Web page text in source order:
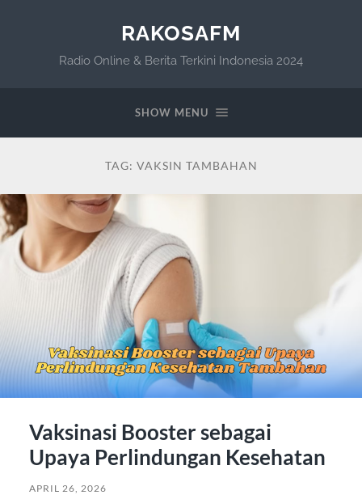
RAKOSAFM
Radio Online & Berita Terkini Indonesia 2024
SHOW MENU
TAG: VAKSIN TAMBAHAN
Vaksinasi Booster sebagai
Upaya Perlindungan Kesehatan
APRIL 26, 2026